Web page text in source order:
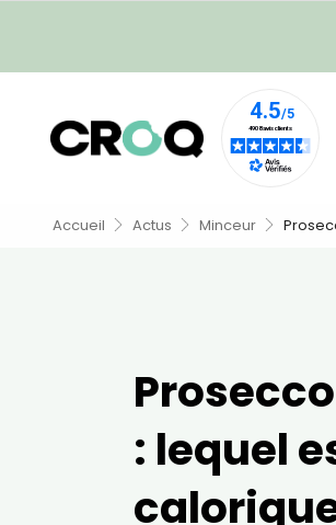
Accueil Actus Minceur
: lequel